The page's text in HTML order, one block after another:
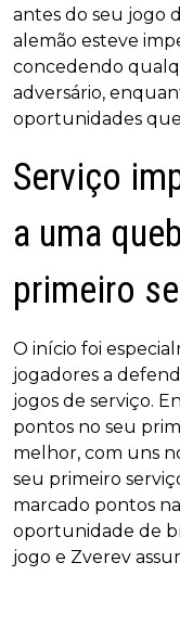
antes do seu jogo
alemão esteve
concedendo
adversário,
oportunidades
Serviço
a uma
primeiro
O início foi
jogadores a
jogos de serviço.
pontos no seu
melhor, com uns
seu primeiro
marcado pontos
oportunidade de
jogo e Zverev